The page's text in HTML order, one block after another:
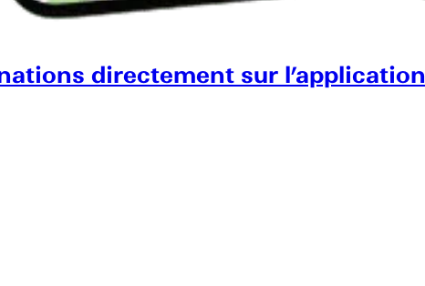
directement sur l’application